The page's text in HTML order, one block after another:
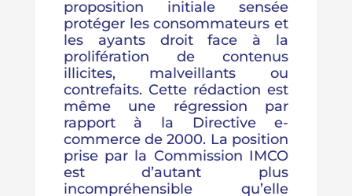
proposition initiale sensée
protéger les consommateurs et
les ayants droit face à la
prolifération de contenus
illicites, malveillants ou
contrefaits. Cette rédaction est
même une régression par
rapport à la Directive e-
commerce de 2000. La position
prise par la Commission IMCO
est d’autant plus
incompréhensible qu’elle